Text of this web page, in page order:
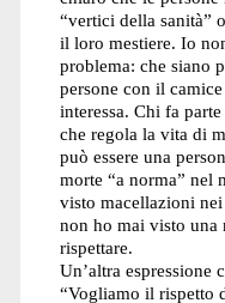
“vertici della sanità”
il loro mestiere. Io
problema: che siano
persone con il
interessa. Chi fa
che regola la vita di
può essere una
morte “a norma” nel
visto macellazioni
non ho mai visto una
rispettare.
Un’altra espressione
“Vogliamo il rispetto